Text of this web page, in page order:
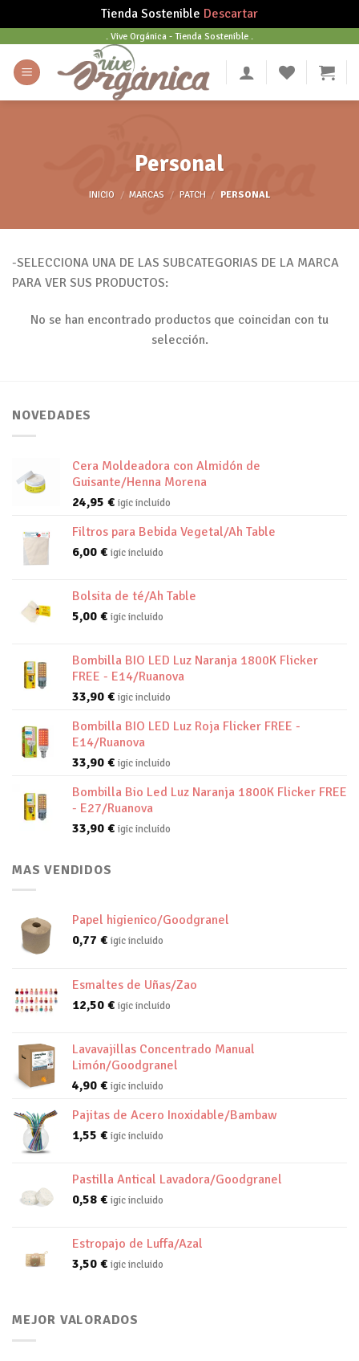
Tienda Sostenible Descartar
content
. Vive Orgánica - Tienda Sostenible .
Personal
INICIO / MARCAS / PATCH / PERSONAL
-SELECCIONA UNA DE LAS SUBCATEGORIAS DE LA MARCA
PARA VER SUS PRODUCTOS:
No se han encontrado productos que coincidan con tu
selección.
NOVEDADES
Cera Moldeadora con Almidón de
Guisante/Henna Morena
24,95 € igic incluido
Filtros para Bebida Vegetal/Ah Table
6,00 € igic incluido
Bolsita de té/Ah Table
5,00 € igic incluido
Bombilla BIO LED Luz Naranja 1800K Flicker
FREE - E14/Ruanova
33,90 € igic incluido
Bombilla BIO LED Luz Roja Flicker FREE -
E14/Ruanova
33,90 € igic incluido
Bombilla Bio Led Luz Naranja 1800K Flicker FREE
- E27/Ruanova
33,90 € igic incluido
MAS VENDIDOS
Papel higienico/Goodgranel
0,77 € igic incluido
Esmaltes de Uñas/Zao
12,50 € igic incluido
Lavavajillas Concentrado Manual
Limón/Goodgranel
4,90 € igic incluido
Pajitas de Acero Inoxidable/Bambaw
1,55 € igic incluido
Pastilla Antical Lavadora/Goodgranel
0,58 € igic incluido
Estropajo de Luffa/Azal
3,50 € igic incluido
MEJOR VALORADOS